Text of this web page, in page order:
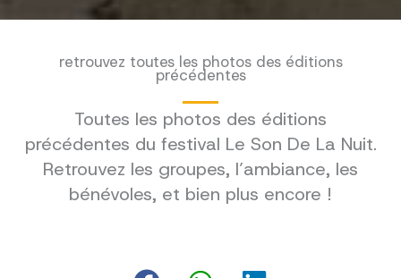
retrouvez toutes les photos des éditions
précédentes
Toutes les photos des éditions
précédentes du festival Le Son De La Nuit.
Retrouvez les groupes, l’ambiance, les
bénévoles, et bien plus encore !